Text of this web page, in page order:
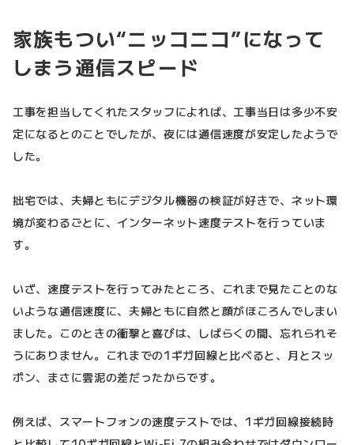
家族もつい“ニッコニコ”になって
しまう通信スピード
工事を担当してくれたスタッフによれば、工事当日は多少不安
定になるとのことでしたが、夜には通信速度が安定したようで
した。
拙宅では、夫婦ともにデジタル機器の検証が好きで、ネット環
境が変わるごとに、インターネット速度テストを行っていま
す。
いざ、速度テストを行ってみたところ、これまで見たことのな
いような通信速度に、夫婦ともに自然と顔がほころんでしまい
ました。このときの衝撃と喜びは、しばらくの間、忘れられそ
うにありません。これまでの1ギガ回線と比べると、月とスッ
ポン、まさに雲泥の差だったからです。
例えば、スマートフォンの速度テストでは、1ギガ回線接続時